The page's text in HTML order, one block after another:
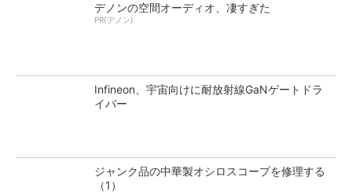
デノンの空間オーディオ、凄すぎた
PR(デノン)
Infineon、宇宙向けに耐放射線GaNゲートドラ
イバー
ジャンク品の中華製オシロスコープを修理する
（1）